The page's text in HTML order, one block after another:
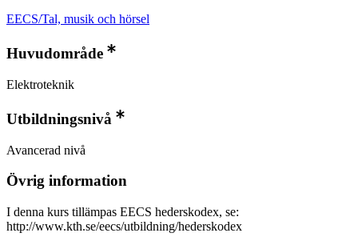
EECS/Tal, musik och hörsel
Huvudområde
Elektroteknik
Utbildningsnivå
Avancerad nivå
Övrig information
I denna kurs tillämpas EECS hederskodex, se:
http://www.kth.se/eecs/utbildning/hederskodex